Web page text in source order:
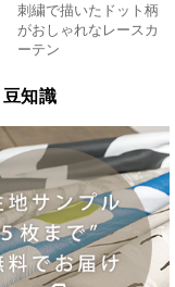
刺繍で描いたドット柄
がおしゃれなレースカ
ーテン
知識